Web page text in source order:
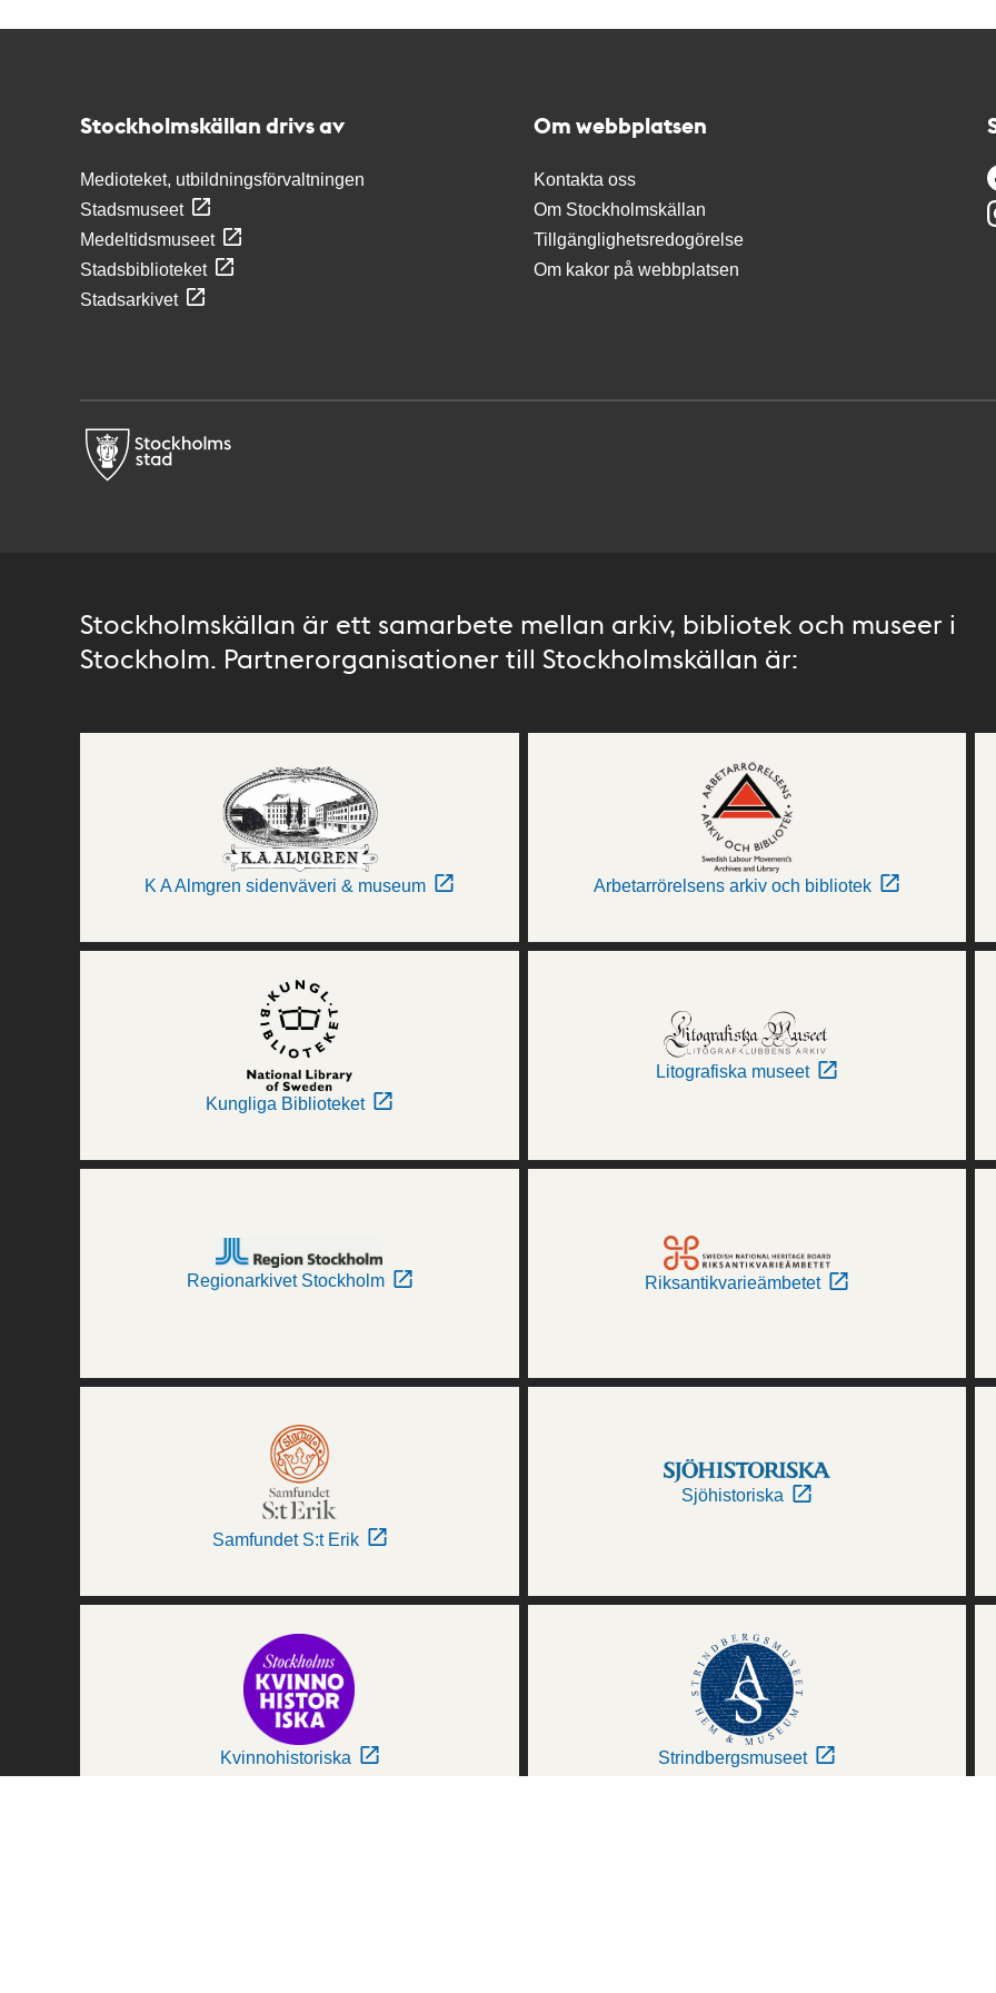
Stockholmskällan drivs av
Medioteket, utbildningsförvaltningen
Stadsmuseet
Medeltidsmuseet
Stadsbiblioteket
Stadsarkivet
Om webbplatsen
Kontakta oss
Om Stockholmskällan
Tillgänglighetsredogörelse
Om kakor på webbplatsen
Stockholmskällan är ett samarbete mellan arkiv, bibliotek och museer i
Stockholm. Partnerorganisationer till Stockholmskällan är:
K A Almgren sidenväveri & museum Arbetarrörelsens arkiv och bibliotek
Kungliga Biblioteket
Litografiska museet
Regionarkivet Stockholm Riksantikvarieämbetet
Samfundet S:t Erik
Sjöhistoriska
Kvinnohistoriska Strindbergsmuseet